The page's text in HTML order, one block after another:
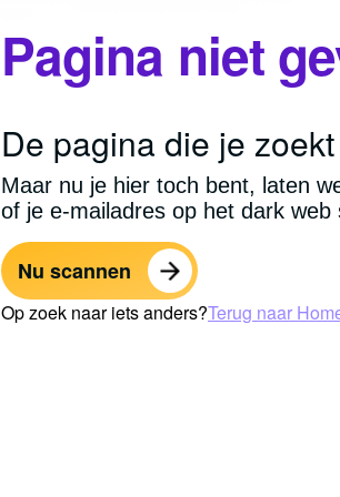
Pagina niet
De pagina die je
Maar nu je hier toch bent, laten
of je e-mailadres op het dark web
Nu scannen
Op zoek naar iets anders?Terug naar